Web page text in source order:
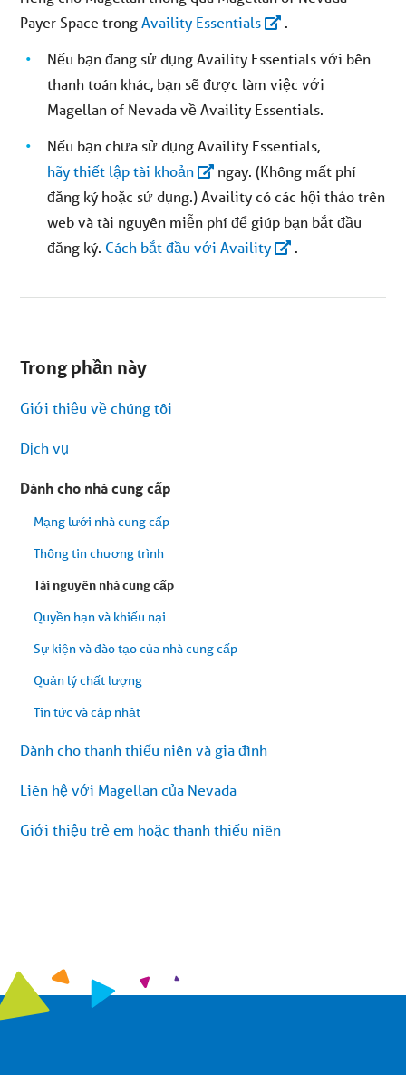
ở
phụ.
Bỏ
nội
dung
viết
Trong phần này
Giới thiệu về chúng tôi
Dịch vụ
Dành cho nhà cung cấp
Mạng lưới nhà cung cấp
Thông tin chương trình
Tài nguyên nhà cung cấp
Quyền hạn và khiếu nại
Sự kiện và đào tạo của nhà cung cấp
Quản lý chất lượng
Tin tức và cập nhật
Dành cho thanh thiếu niên và gia đình
Liên hệ với Magellan của Nevada
Giới thiệu trẻ em hoặc thanh thiếu niên
Payer Space trongAvaility Essentials
.
Nếu bạn đang sử dụng Availity Essentials với bên
thanh toán khác, bạn sẽ được làm việc với
Magellan of Nevada về Availity Essentials.
Nếu bạn chưa sử dụng Availity Essentials,
hãy thiết lập tài khoản
ngay. (Không mất phí
đăng ký hoặc sử dụng.) Availity có các hội thảo trên
web và tài nguyên miễn phí để giúp bạn bắt đầu
đăng ký. Cách bắt đầu với Availity .